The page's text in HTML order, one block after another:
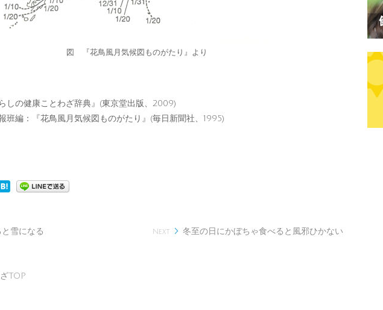
図 『花鳥風月気候図ものがたり』より
しの健康ことわざ辞典』(東京堂出版、2009)
班編：『花鳥風月気候図ものがたり』(毎日新聞社、1995)
雪になる Next  冬至の日にかぼちゃ食べると風邪ひかない
TOP